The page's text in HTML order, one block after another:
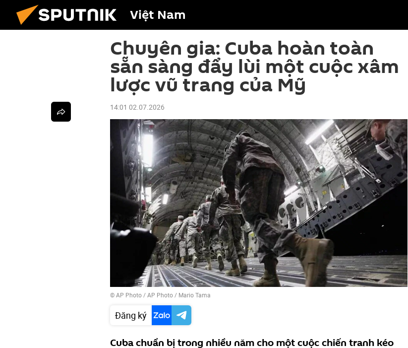
Việt Nam
Chuyên gia: Cuba hoàn toàn
sẵn sàng đẩy lùi một cuộc xâm
lược vũ trang của Mỹ
14:01 02.07.2026
© AP Photo / AP Photo / Mario Tama
Đăng ký
Cuba chuẩn bị trong nhiều năm cho một cuộc chiến tranh kéo